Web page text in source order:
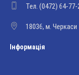
Тел. (0472) 64-
18036, м. Черкаси
Інформація